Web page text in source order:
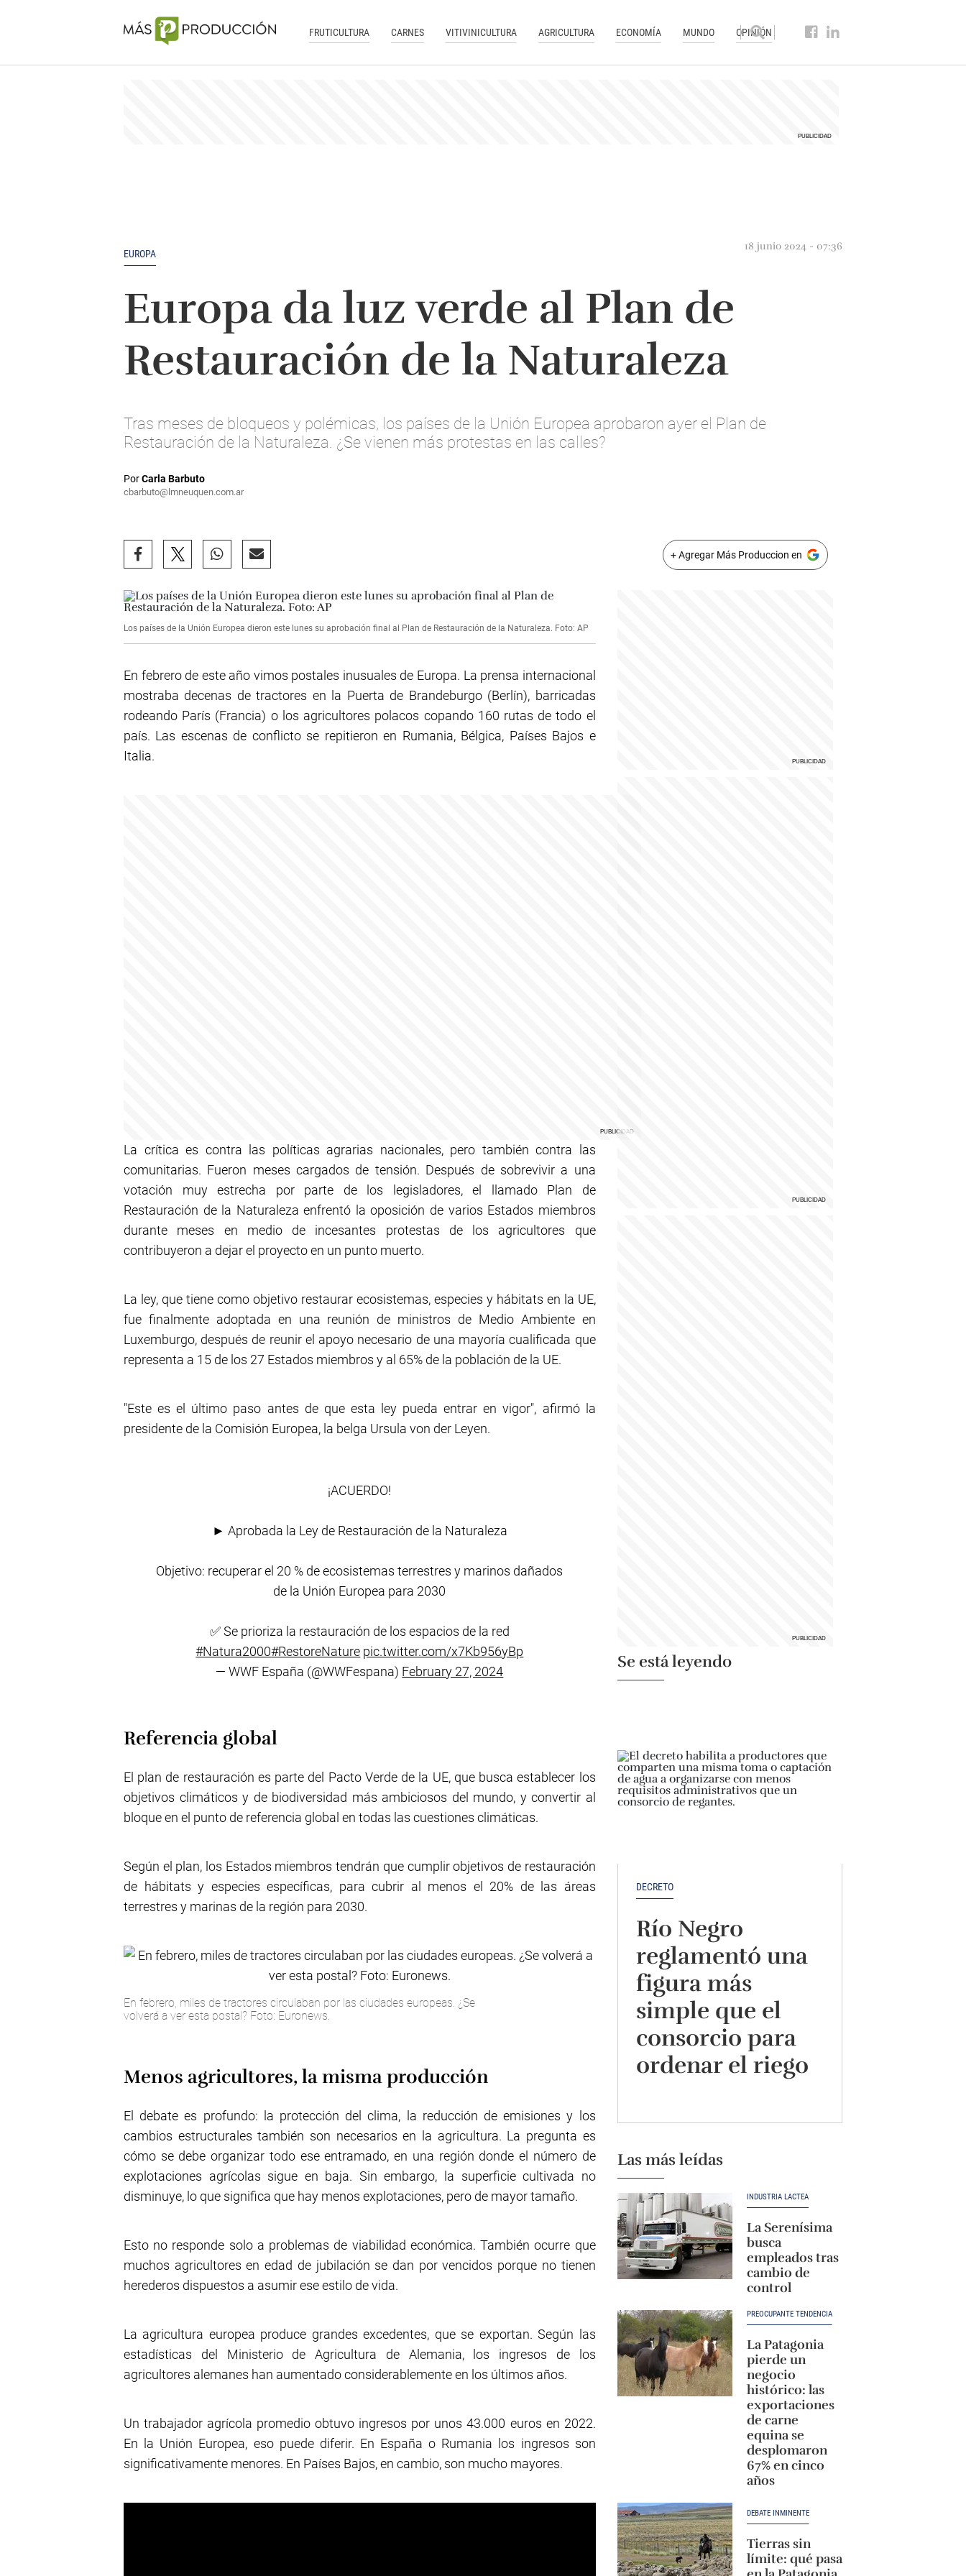
FRUTICULTURA CARNES VITIVINICULTURA AGRICULTURA ECONOMÍA MUNDO OPINIÓN
EUROPA
18 junio 2024 - 07:36
Europa da luz verde al Plan de
Restauración de la Naturaleza
Tras meses de bloqueos y polémicas, los países de la Unión Europea aprobaron ayer el Plan de
Restauración de la Naturaleza. ¿Se vienen más protestas en las calles?
PorCarla Barbuto
cbarbuto@lmneuquen.com.ar
+ Agregar Más Produccion en
Los países de la Unión Europea dieron este lunes su aprobación final al Plan de Restauración de la Naturaleza. Foto: AP
En febrero de este año vimos postales inusuales de Europa. La prensa internacional
mostraba decenas de tractores en la Puerta de Brandeburgo (Berlín), barricadas
rodeando París (Francia) o los agricultores polacos copando 160 rutas de todo el
país. Las escenas de conflicto se repitieron en Rumania, Bélgica, Países Bajos e
Italia.
La crítica es contra las políticas agrarias nacionales, pero también contra las
comunitarias. Fueron meses cargados de tensión. Después de sobrevivir a una
votación muy estrecha por parte de los legisladores, el llamado Plan de
Restauración de la Naturaleza enfrentó la oposición de varios Estados miembros
durante meses en medio de incesantes protestas de los agricultores que
contribuyeron a dejar el proyecto en un punto muerto.
La ley, que tiene como objetivo restaurar ecosistemas, especies y hábitats en la UE,
fue finalmente adoptada en una reunión de ministros de Medio Ambiente en
Luxemburgo, después de reunir el apoyo necesario de una mayoría cualificada que
representa a 15 de los 27 Estados miembros y al 65% de la población de la UE.
"Este es el último paso antes de que esta ley pueda entrar en vigor", afirmó la
presidente de la Comisión Europea, la belga Ursula von der Leyen.
¡ACUERDO!
► Aprobada la Ley de Restauración de la Naturaleza
Objetivo: recuperar el 20 % de ecosistemas terrestres y marinos dañados
de la Unión Europea para 2030
✅ Se prioriza la restauración de los espacios de la red
#Natura2000#RestoreNature pic.twitter.com/x7Kb956yBp
— WWF España (@WWFespana) February 27, 2024
Referencia global
El plan de restauración es parte del Pacto Verde de la UE, que busca establecer los
objetivos climáticos y de biodiversidad más ambiciosos del mundo, y convertir al
bloque en el punto de referencia global en todas las cuestiones climáticas.
Según el plan, los Estados miembros tendrán que cumplir objetivos de restauración
de hábitats y especies específicas, para cubrir al menos el 20% de las áreas
terrestres y marinas de la región para 2030.
En febrero, miles de tractores circulaban por las ciudades europeas. ¿Se
volverá a ver esta postal? Foto: Euronews.
Menos agricultores, la misma producción
El debate es profundo: la protección del clima, la reducción de emisiones y los
cambios estructurales también son necesarios en la agricultura. La pregunta es
cómo se debe organizar todo ese entramado, en una región donde el número de
explotaciones agrícolas sigue en baja. Sin embargo, la superficie cultivada no
disminuye, lo que significa que hay menos explotaciones, pero de mayor tamaño.
Esto no responde solo a problemas de viabilidad económica. También ocurre que
muchos agricultores en edad de jubilación se dan por vencidos porque no tienen
herederos dispuestos a asumir ese estilo de vida.
La agricultura europea produce grandes excedentes, que se exportan. Según las
estadísticas del Ministerio de Agricultura de Alemania, los ingresos de los
agricultores alemanes han aumentado considerablemente en los últimos años.
Un trabajador agrícola promedio obtuvo ingresos por unos 43.000 euros en 2022.
En la Unión Europea, eso puede diferir. En España o Rumania los ingresos son
significativamente menores. En Países Bajos, en cambio, son mucho mayores.
Se está leyendo
DECRETO
Río Negro
reglamentó una
figura más
simple que el
consorcio para
ordenar el riego
Las más leídas
INDUSTRIA LÁCTEA
La Serenísima
busca
empleados tras
cambio de
control
PREOCUPANTE TENDENCIA
La Patagonia
pierde un
negocio
histórico: las
exportaciones
de carne
equina se
desplomaron
67% en cinco
años
DEBATE INMINENTE
Tierras sin
límite: qué pasa